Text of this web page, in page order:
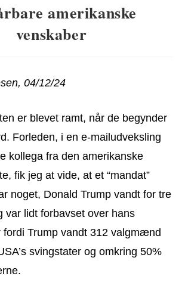
amerikanske
venskaber
04/12/24
er blevet ramt, når de begynder
Forleden, i en e-mailudveksling
kollega fra den amerikanske
fik jeg at vide, at et “mandat”
noget, Donald Trump vandt for tre
var lidt forbavset over hans
Trump vandt 312 valgmænd
svingstater og omkring 50%